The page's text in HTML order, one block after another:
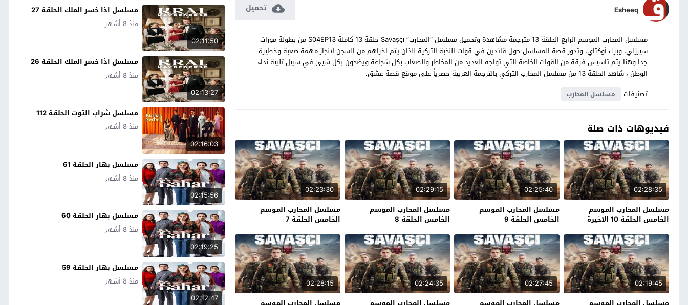
Esheeq تحميل
مسلسل المحارب الموسم الرابع الحلقة 13 مترجمة مشاهدة وتحميل مسلسل “المحارب” Savaşçı حلقة 13 كاملة S04EP13 من بطولة مورات
سيرزلي، وبرك أوكتاي، وتدور قصة المسلسل حول قائدين في قوات النخبة التركية للذان يتم اخراهم من السجن لانجاز مهمة صعبة وخطيرة
جدا وهنا يتم تاسيس فرقة من القوات الخاصة التي تواجه العديد من المخاطر والصعاب بكل شجاعة ويضحون بكل شيئ في سبيل تلبية نداء
الوطن ، شاهد الحلقة 13 من مسلسل المحارب التركي بالترجمة العربية حصرياً على موقع قصة عشق.
تصنيفات
مسلسل المحارب
فيديوهات ذات صلة
02:28:35
مسلسل المحارب الموسم
الخامس الحلقة 10 الاخيرة
02:25:40
مسلسل المحارب الموسم
الخامس الحلقة 9
02:29:15
مسلسل المحارب الموسم
الخامس الحلقة 8
02:23:30
مسلسل المحارب الموسم
الخامس الحلقة 7
02:19:45
02:27:45
02:24:35
02:28:15
02:11:50
مسلسل اذا خسر الملك الحلقة 27
منذ 8 أشهر
02:13:27
مسلسل اذا خسر الملك الحلقة 26
منذ 8 أشهر
02:16:03
مسلسل شراب التوت الحلقة 112
منذ 8 أشهر
02:15:56
مسلسل بهار الحلقة 61
منذ 8 أشهر
02:19:25
مسلسل بهار الحلقة 60
منذ 8 أشهر
02:12:47
مسلسل بهار الحلقة 59
منذ 8 أشهر